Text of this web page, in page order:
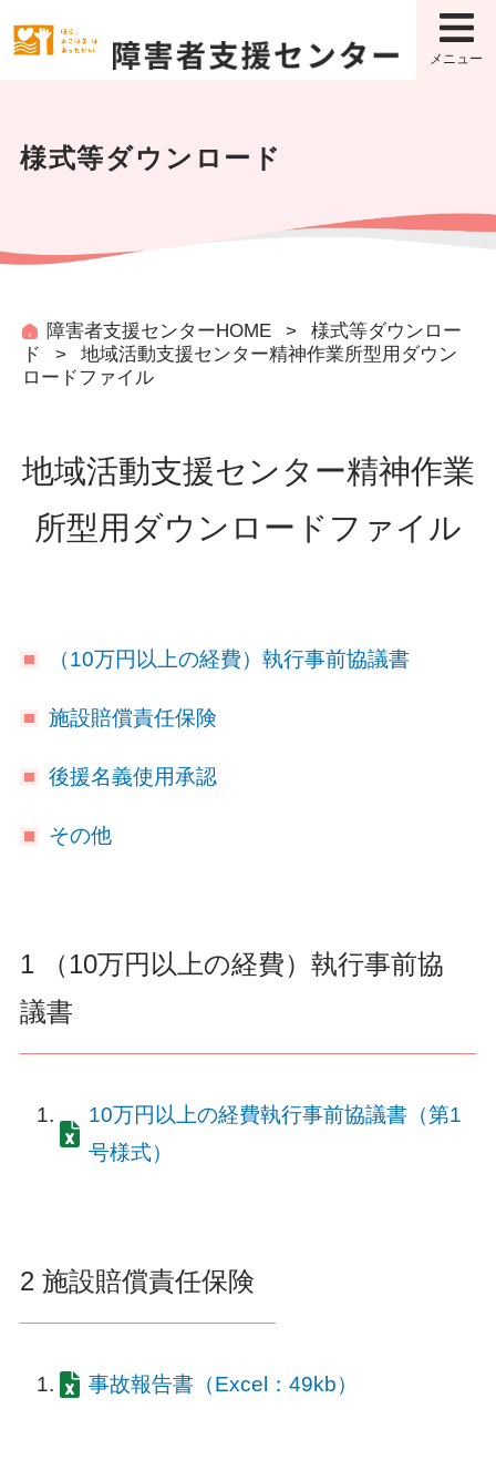
の
ペ
先
メニュー
様式等ダウンロード
障害者支援センターHOME
様式等ダウンロー
ド
地域活動支援センター精神作業所型用ダウン
ロードファイル
地域活動支援センター精神作業
所型用ダウンロードファイル
（10万円以上の経費）執行事前協議書
施設賠償責任保険
後援名義使用承認
その他
1 （10万円以上の経費）執行事前協
議書
10万円以上の経費執行事前協議書（第1
号様式）
2 施設賠償責任保険
事故報告書（Excel：49kb）